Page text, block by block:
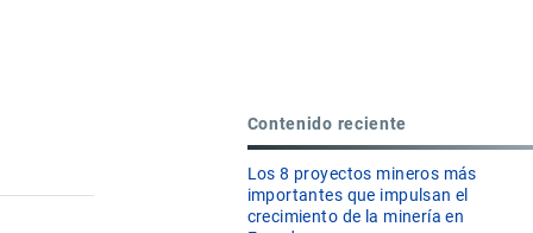
Contenido reciente
Los 8 proyectos mineros más
importantes que impulsan el
crecimiento de la minería en